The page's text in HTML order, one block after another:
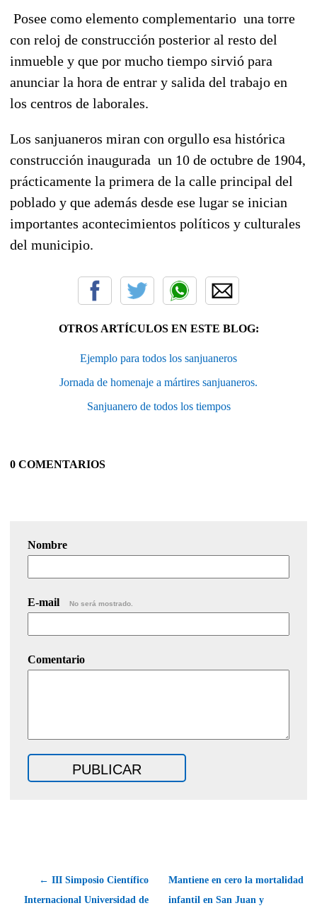
Posee como elemento complementario una torre
con reloj de construcción posterior al resto del
inmueble y que por mucho tiempo sirvió para
anunciar la hora de entrar y salida del trabajo en
los centros de laborales.
Los sanjuaneros miran con orgullo esa histórica
construcción inaugurada un 10 de octubre de 1904,
prácticamente la primera de la calle principal del
poblado y que además desde ese lugar se inician
importantes acontecimientos políticos y culturales
del municipio.
OTROS ARTÍCULOS EN ESTE BLOG:
Ejemplo para todos los sanjuaneros
Jornada de homenaje a mártires sanjuaneros.
Sanjuanero de todos los tiempos
0 COMENTARIOS
Nombre
E-mail No será mostrado.
Comentario
← III Simposio Científico
Internacional Universidad de
Mantiene en cero la mortalidad
infantil en San Juan y